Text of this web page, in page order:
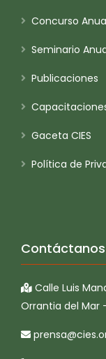
Concurso
Seminario
Publicaciones
Gaceta CIES
Política de
Contáctanos
Calle Luis
Orrantia del Mar